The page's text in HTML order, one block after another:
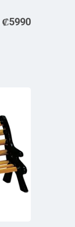
₡5990